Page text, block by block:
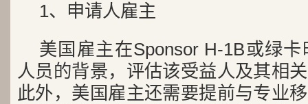
1、申请人雇主
美国雇主在Sponsor H-1B或绿
人员的背景，评估该受益人及其相
此外，美国雇主还需要提前与专业